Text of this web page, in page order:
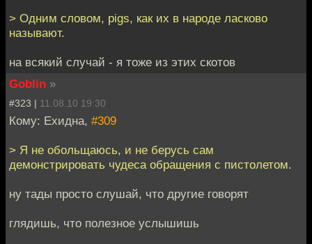
> Одним словом, pigs, как их в народе ласково
называют.
на всякий случай - я тоже из этих скотов
Goblin »
#323 | 11.08.10 19:30
Кому: Ехидна, #309
> Я не обольщаюсь, и не берусь сам
демонстрировать чудеса обращения с пистолетом.
ну тады просто слушай, что другие говорят
глядишь, что полезное услышишь